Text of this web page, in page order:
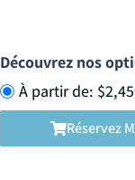
Découvrez nos
À partir de:
Réservez